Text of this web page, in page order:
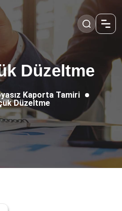
Düzeltme
Kaporta Tamiri
Düzeltme